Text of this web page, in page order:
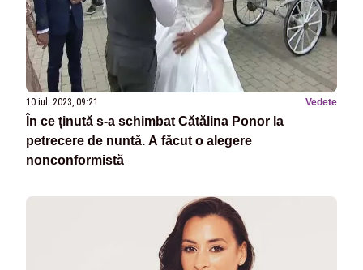
10 iul. 2023, 09:21 Vedete
În ce ținută s-a schimbat Cătălina Ponor la
petrecere de nuntă. A făcut o alegere
nonconformistă